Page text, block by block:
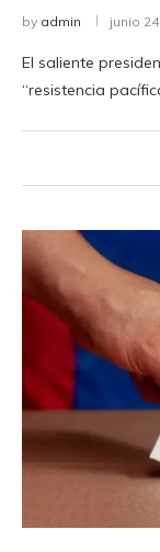
by admin junio
El saliente
“resistencia